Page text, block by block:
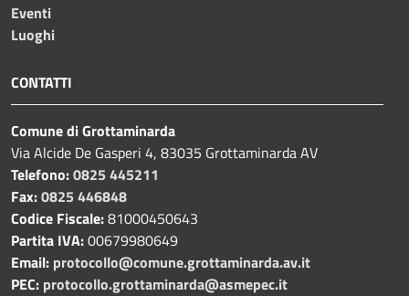
Eventi
Luoghi
CONTATTI
Comune di Grottaminarda
Via Alcide De Gasperi 4, 83035 Grottaminarda AV
Telefono:0825 445211
Fax:0825 446848
Codice Fiscale:81000450643
Partita IVA:00679980649
Email: protocollo@comune.grottaminarda.av.it
PEC: protocollo.grottaminarda@asmepec.it